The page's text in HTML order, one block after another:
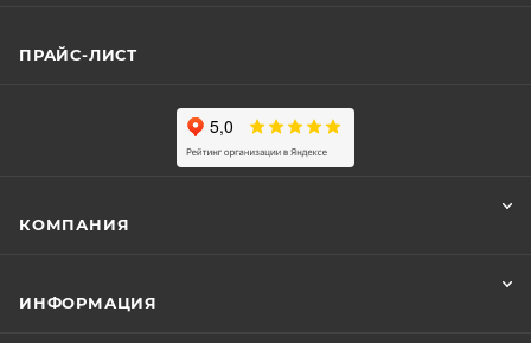
ПРАЙС-ЛИСТ
КОМПАНИЯ
ИНФОРМАЦИЯ